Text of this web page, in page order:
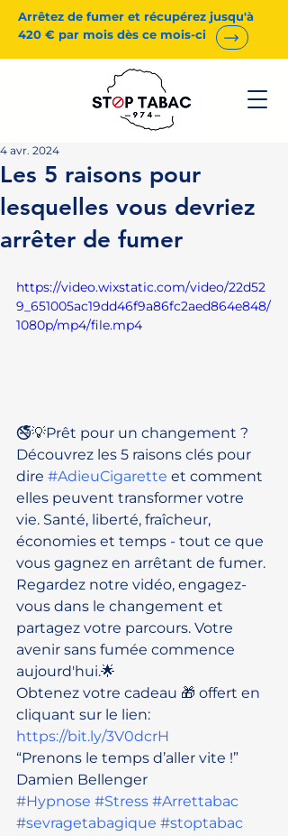
Arrêtez de fumer et récupérez jusqu'à
420 € par mois dès ce mois-ci
Les 5 raisons pour
lesquelles vous devriez
arrêter de fumer
4 avr. 2024
https://video.wixstatic.com/video/22d52
9_651005ac19dd46f9a86fc2aed864e848/
1080p/mp4/file.mp4
🚭💡Prêt pour un changement ?
Découvrez les 5 raisons clés pour
dire #AdieuCigarette et comment
elles peuvent transformer votre
vie. Santé, liberté, fraîcheur,
économies et temps - tout ce que
vous gagnez en arrêtant de fumer.
Regardez notre vidéo, engagez-
vous dans le changement et
partagez votre parcours. Votre
avenir sans fumée commence
aujourd'hui.🌟
Obtenez votre cadeau 🎁 offert en
cliquant sur le lien:
https://bit.ly/3V0dcrH
“Prenons le temps d’aller vite !”
Damien Bellenger
#Hypnose #Stress #Arrettabac
#sevragetabagique #stoptabac